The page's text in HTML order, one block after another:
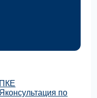
по